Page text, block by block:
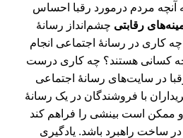
آنچه مردم درمورد رقبا احساس
رقابتی چشم‌انداز رسانۀ‌
کاری در رسانۀ اجتماعی انجام
چه کسانی هستند؟ چه کاری درست
در سایت‌های رسانۀ اجتماعی
با فروشندگان در یک رسانۀ
ممکن است بینشی را فراهم کند
ساخت راهبرد باشد. یادگیری